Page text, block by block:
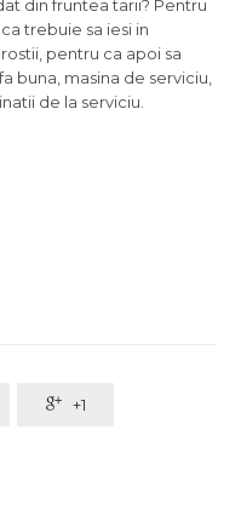
din fruntea tarii? Pentru
trebuie sa iesi in
pentru ca apoi sa
buna, masina de serviciu,
de la serviciu.
 +1